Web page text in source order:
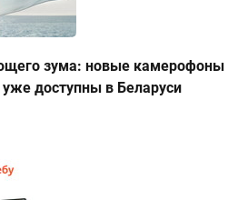
зума: новые камерофоны
доступны в Беларуси